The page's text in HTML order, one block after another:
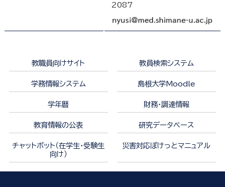
2087
教職員向けサイト 教員検索システム
学務情報システム 島根大学Moodle
学年暦 財務・調達情報
教育情報の公表 研究データベース
チャットボット（在学生・受験生
向け）
災害対応ぽけっとマニュアル